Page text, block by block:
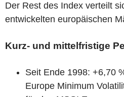
Der Rest des Index verteilt
entwickelten europäischen
Kurz- und mittelfristige
Seit Ende 1998: +6,70
Europe Minimum